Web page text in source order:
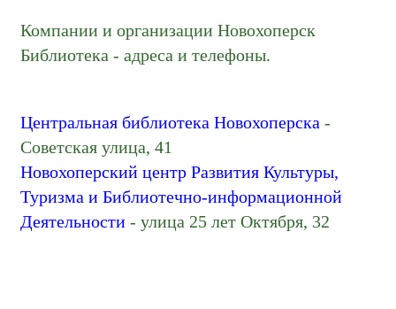
Компании и организации Новохоперск
Библиотека - адреса и телефоны.
Центральная библиотека Новохоперска -
Советская улица, 41
Новохоперский центр Развития Культуры,
Туризма и Библиотечно-информационной
Деятельности - улица 25 лет Октября, 32